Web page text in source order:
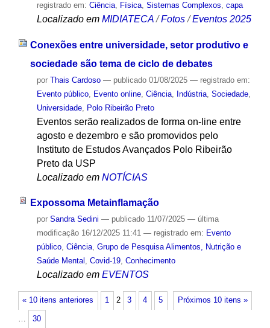
registrado em: Ciência, Física, Sistemas Complexos capa
Localizado em MIDIATECA /Fotos /Eventos 2025
Conexões entre universidade, setor produtivo e
sociedade são tema de ciclo de debates
por Thais Cardoso — publicado01/08/2025 — registrado em:
Evento público, Evento online, Ciência, Indústria, Sociedade,
Universidade, Polo Ribeirão Preto
Eventos serão realizados de forma on-line entre
agosto e dezembro e são promovidos pelo
Instituto de Estudos Avançados Polo Ribeirão
Preto da USP
Localizado em NOTÍCIAS
Expossoma Metainflamação
por Sandra Sedini — publicado11/07/2025 — última
modificação16/12/2025 11:41 — registrado em: Evento
público, Ciência, Grupo de Pesquisa Alimentos, Nutrição e
Saúde Mental , Covid-19, Conhecimento
Localizado em EVENTOS
« 10 itens anteriores Próximos 10 itens »
1 2 3 4 5
… 30